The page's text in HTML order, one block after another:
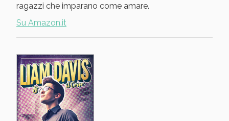
ragazzi che imparano come amare.
Su Amazon.it